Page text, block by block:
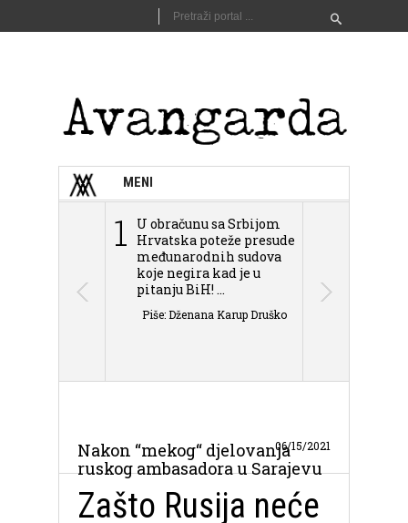
MENI
1
U obračunu sa Srbijom
Hrvatska poteže presude
međunarodnih sudova
koje negira kad je u
pitanju BiH! ...
Piše: Dženana Karup Druško
Nakon “mekog“ djelovanja
ruskog ambasadora u Sarajevu
06/15/2021
Zašto Rusija neće